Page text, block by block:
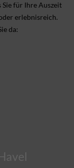
Sie für Ihre Aus­zeit
erlebnis­reich.
da: